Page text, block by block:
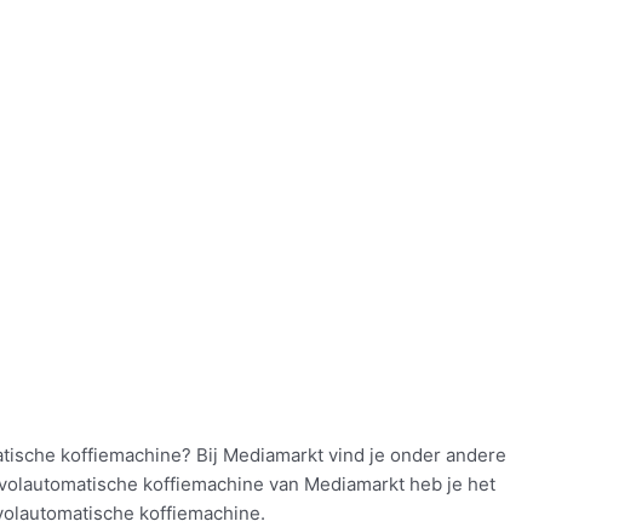
koffiemachine? Bij Mediamarkt vind je onder andere
koffiemachine van Mediamarkt heb je het
koffiemachine.